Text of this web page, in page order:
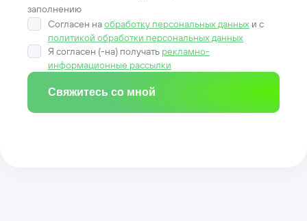
заполнению
Согласен наобработку персональных данных и c
политикой обработки персональных данных
Я согласен (-на) получать рекламно-
информационные рассылки
Свяжитесь со мной